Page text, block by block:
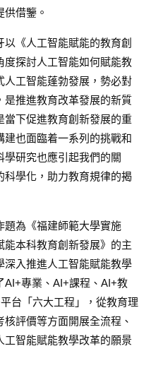
借鑒。
《人工智能賦能的教育創
度探討人工智能如何賦能教
人工智能蓬勃發展，勢必對
是推進教育改革發展的新質
當下促進教育創新發展的重
也面臨着一系列的挑戰和
研究也應引起我們的關
科學化，助力教育規律的揭
題為《福建師範大學實施
能本科教育創新發展》的主
深入推進人工智能賦能教學
AI+專業、AI+課程、AI+教
台「六大工程」，從教育理
評價等方面開展全流程、
工智能賦能教學改革的願景